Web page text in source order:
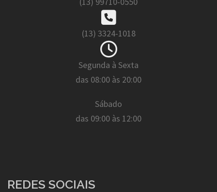
(13) 3324-1018
Segunda à Sexta
das 08:00 às 20:00
Sábado
das 09:00 às 12:00
REDES SOCIAIS